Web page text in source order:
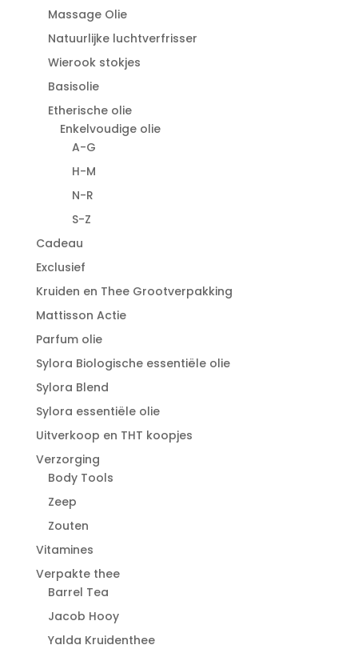
Massage Olie
Natuurlijke luchtverfrisser
Wierook stokjes
Basisolie
Etherische olie
Enkelvoudige olie
A-G
H-M
N-R
S-Z
Cadeau
Exclusief
Kruiden en Thee Grootverpakking
Mattisson Actie
Parfum olie
Sylora Biologische essentiële olie
Sylora Blend
Sylora essentiële olie
Uitverkoop en THT koopjes
Verzorging
Body Tools
Zeep
Zouten
Vitamines
Verpakte thee
Barrel Tea
Jacob Hooy
Yalda Kruidenthee